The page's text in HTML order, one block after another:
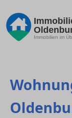
Immobilien im